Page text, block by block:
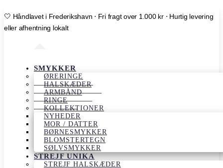
🤍 Håndlavet i Frederikshavn ⋅ Fri fragt over 1.000 kr ⋅ Hurtig levering
eller afhentning lokalt
SMYKKER
ØRERINGE
HALSKÆDER
ARMBÅND
RINGE
KOLLEKTIONER
NYHEDER
MOR / DATTER
BØRNESMYKKER
BLOMSTERTEGN
SØLVSMYKKER
STREJF UNIKA
STREJF HALSKÆDER